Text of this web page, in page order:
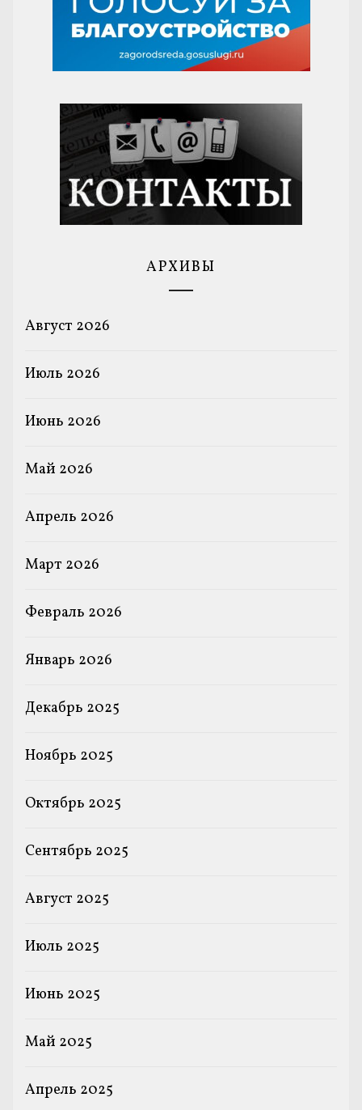
АРХИВЫ
Август 2026
Июль 2026
Июнь 2026
Май 2026
Апрель 2026
Март 2026
Февраль 2026
Январь 2026
Декабрь 2025
Ноябрь 2025
Октябрь 2025
Сентябрь 2025
Август 2025
Июль 2025
Июнь 2025
Май 2025
Апрель 2025